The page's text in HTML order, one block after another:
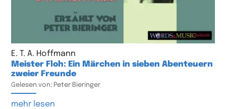
E. T. A. Hoffmann
Meister Floh: Ein Märchen in sieben Abenteuern
zweier Freunde
Gelesen von: Peter Bieringer
mehr lesen